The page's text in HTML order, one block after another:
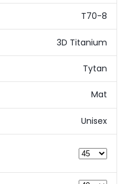
T70-8
3D Titanium
Tytan
Mat
Unisex